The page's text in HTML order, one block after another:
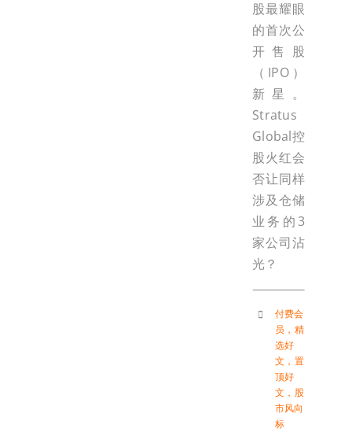
股最耀眼
的首次公
开售股
（IPO）
新星。
Stratus
Global控
股火红会
否让同样
涉及仓储
业务的3
家公司沾
光？
付费会
员 ， 精
选好
文 ， 置
顶好
文 ， 股
市风向
标